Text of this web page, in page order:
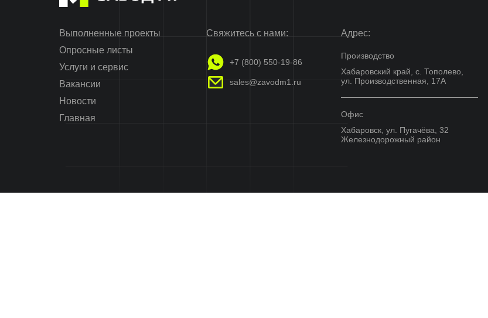
Адрес:
Вакансии
Выполненные проекты
Услуги и сервис
Опросные листы
Новости
Главная
Свяжитесь с нами:
Производство
Хабаровский край, с. Тополево,
ул. Производственная, 17А
Хабаровск, ул. Пугачёва, 32
Железнодорожный район
Офис
sales@zavodm1.ru
+7 (800) 550-19-86